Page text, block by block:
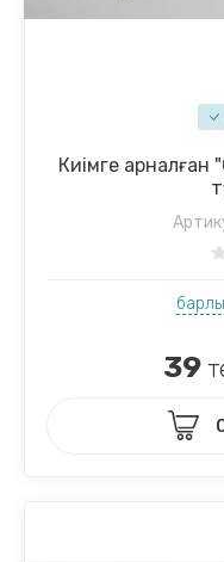
Киімге арналған
39